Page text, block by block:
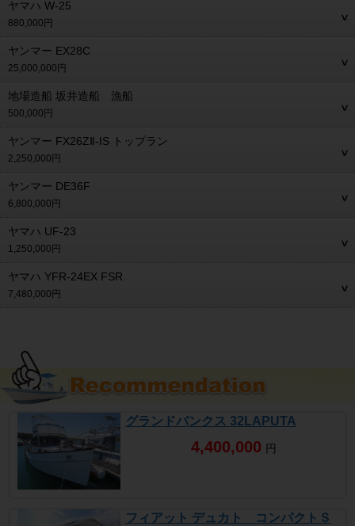
ヤマハ W-25
880,000円
ヤンマー EX28C
25,000,000円
地場造船 坂井造船 漁船
500,000円
ヤンマー FX26ZⅡ-IS トップラン
2,250,000円
ヤンマー DE36F
6,800,000円
ヤマハ UF-23
1,250,000円
ヤマハ YFR-24EX FSR
7,480,000円
グランドバンクス 32LAPUTA
4,400,000 円
フィアット デュカト コンパクトＳ